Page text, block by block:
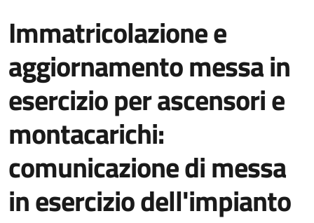
Immatricolazione e
aggiornamento messa in
esercizio per ascensori e
montacarichi:
comunicazione di messa
in esercizio dell'impianto